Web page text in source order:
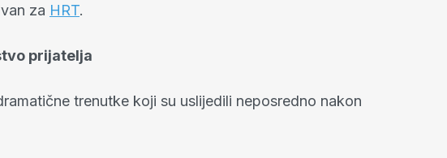
za HRT.
prijatelja
trenutke koji su uslijedili neposredno nakon